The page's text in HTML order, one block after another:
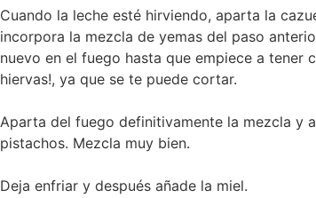
Cuando la leche esté hirviendo, aparta la
incorpora la mezcla de yemas del paso
nuevo en el fuego hasta que empiece a tener
hiervas!, ya que se te puede cortar.
Aparta del fuego definitivamente la mezcla y
pistachos. Mezcla muy bien.
Deja enfriar y después añade la miel.